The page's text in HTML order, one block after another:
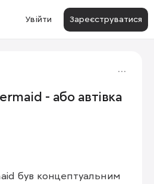
Увійти Зареєструватися
- або автівка
1/6
був концептуальним